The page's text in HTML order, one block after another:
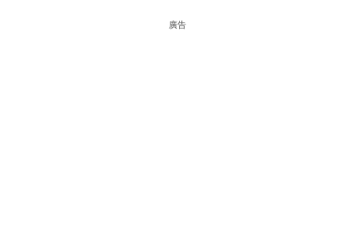
廣告